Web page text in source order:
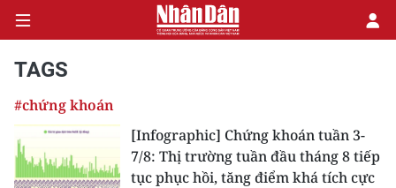
CHÍNH TRỊ
KINH TẾ
TAGS
#chứng khoán
[Infographic] Chứng khoán tuần 3-
7/8: Thị trường tuần đầu tháng 8 tiếp
tục phục hồi, tăng điểm khá tích cực